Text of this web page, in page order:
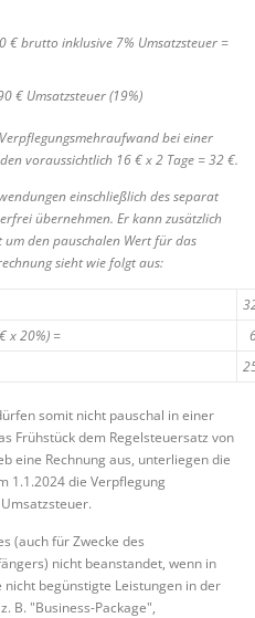
€ brutto inklusive 7% Umsatzsteuer =
€ Umsatzsteuer (19%)
bei einer
voraussichtlich 16 € x 2 Tage = 32 €.
einschließlich des separat
übernehmen. Er kann zusätzlich
den pauschalen Wert für das
sieht wie folgt aus:
x 20%) =
somit nicht pauschal in einer
Frühstück dem Regelsteuersatz von
eine Rechnung aus, unterliegen die
1.1.2024 die Verpflegung
(auch für Zwecke des
nicht beanstandet, wenn in
nicht begünstigte Leistungen in der
B. "Business-Package",